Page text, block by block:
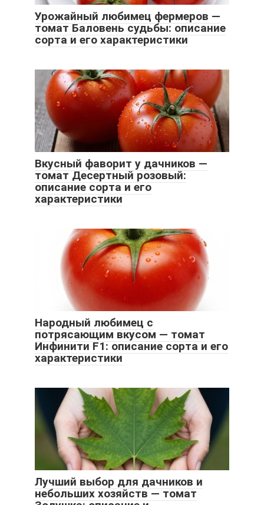
Урожайный любимец фермеров —
томат Баловень судьбы: описание
сорта и его характеристики
Вкусный фаворит у дачников —
томат Десертный розовый:
описание сорта и его
характеристики
Народный любимец с
потрясающим вкусом — томат
Инфинити F1: описание сорта и его
характеристики
Лучший выбор для дачников и
небольших хозяйств — томат